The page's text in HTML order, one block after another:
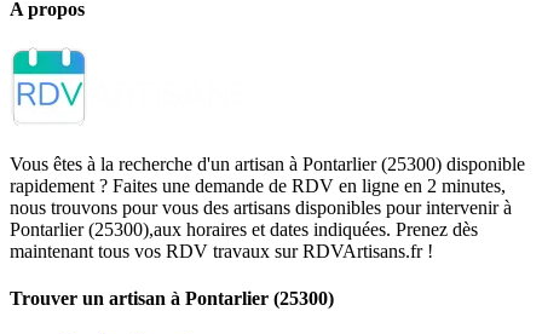
A propos
Vous êtes à la recherche d'un artisan à Pontarlier (25300) disponible
rapidement ? Faites une demande de RDV en ligne en 2 minutes,
nous trouvons pour vous des artisans disponibles pour intervenir à
Pontarlier (25300),aux horaires et dates indiquées. Prenez dès
maintenant tous vos RDV travaux sur RDVArtisans.fr !
Trouver un artisan à Pontarlier (25300)